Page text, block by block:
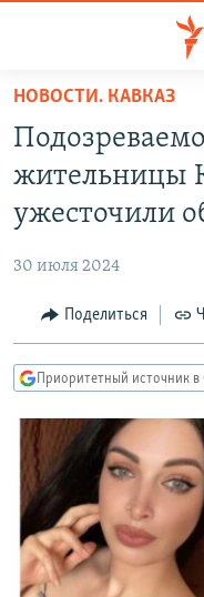
упрощенного
доступа
основному
Вернутся
Вернутся
поиску
ПОДКАСТЫ
АВТОРСКИЕ
МНЕНИЯ
КУЛЬТУРА
КАВКАЗ.РЕАЛИИ
СЕВЕР.РЕАЛИИ
СИБИРЬ.РЕАЛИИ
РАСПИСАНИЕ
ПОДПИШИТЕСЬ НА
НОВОСТИ. КАВКАЗ
жительницы
ужесточили
30 июля 2024
Поделиться
Приоритетный источник в